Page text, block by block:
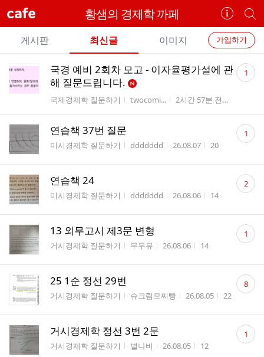
cafe 황샘의 경제학 까페
카
페
정
보
기
개
별
카
페
검
색
카
페
뉴
가입하기
게시판 최신글 이미지
전
체
글
스
국경 예비 2회차 모고 - 이자율평가설에 관
해 질문드립니다.
게시판명
국제경제학 질문하기 작성자
twocomi... 작성시간
2시간 57분 전
댓
글 1
연습책 37번 질문
게시판명
미시경제학 질문하기 작성자
ddddddd 작성시간
26.08.07 조회수
20
댓
글 1
연습책 24
게시판명
미시경제학 질문하기 작성자
ddddddd 작성시간
26.08.06 조회수
14
댓
글 2
13 외무고시 제3문 변형
게시판명
거시경제학 질문하기 작성자
무무뮤 작성시간
26.08.06 조회수
14
댓
글 1
25 1순 정선 29번
게시판명
거시경제학 질문하기 작성자
슈크림모찌빵 작성시간
26.08.05 조회수
22
댓
글 8
거시경제학 정선 3번 2문
게시판명
거시경제학 질문하기 작성자
별나비 작성시간
26.08.05 조회수
12
댓
글 1